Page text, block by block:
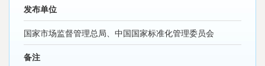
发布单位
国家市场监督管理总局、中国国家标准化管理委员会
备注